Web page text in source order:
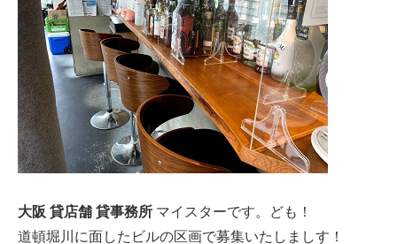
大阪 貸店舗 貸事務所 マイスターです。ども！
道頓堀川に面したビルの区画で募集いたしましす！